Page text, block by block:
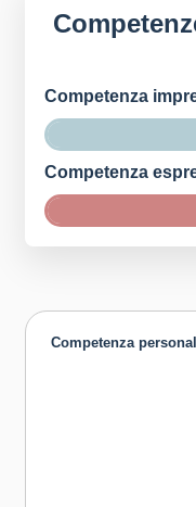
Competenza
Competenza
Competenza